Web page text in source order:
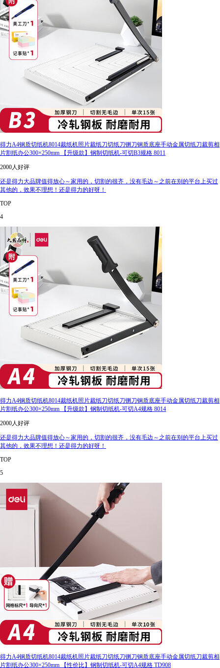
得力A4钢质切纸机8014裁纸机照片裁纸刀切纸刀铡刀钢质底座手动金属切纸刀裁剪相
片割纸办公300×250mm 【升级款】钢制切纸机-可切B3规格 8011
2000人好评
还是得力大品牌值得放心～家用的，切割的很齐，没有毛边～之前在别的平台上买过
其他的，效果不理想！还是得力的好呀！
TOP
4
得力A4钢质切纸机8014裁纸机照片裁纸刀切纸刀铡刀钢质底座手动金属切纸刀裁剪相
片割纸办公300×250mm 【升级款】钢制切纸机-可切A4规格 8014
2000人好评
还是得力大品牌值得放心～家用的，切割的很齐，没有毛边～之前在别的平台上买过
其他的，效果不理想！还是得力的好呀！
TOP
5
得力A4钢质切纸机8014裁纸机照片裁纸刀切纸刀铡刀钢质底座手动金属切纸刀裁剪相
片割纸办公300×250mm 【性价比】钢制切纸机-可切A4规格 TD908